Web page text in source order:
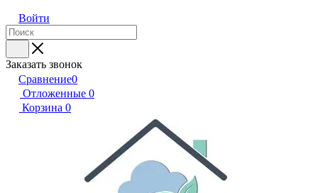
Войти
Заказать звонок
Сравнение0
Отложенные 0
Корзина 0